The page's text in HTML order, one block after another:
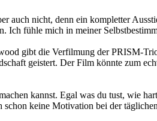
auch nicht, denn ein kompletter
Ich fühle mich in meiner
gibt die Verfilmung der PRISM-
geistert. Der Film könnte zum
kannst. Egal was du tust, wie
schon keine Motivation bei der